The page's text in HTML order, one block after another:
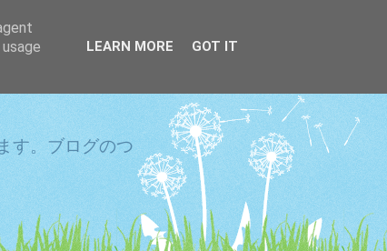
す。ブログのつ
LEARN MORE GOT IT